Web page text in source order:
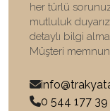
her türlü
mutluluk
detaylı bilgi
Müşteri
0 544 177